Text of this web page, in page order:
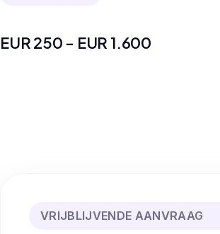
EUR 250 - EUR 1.600
VRIJBLIJVENDE AANVRAAG